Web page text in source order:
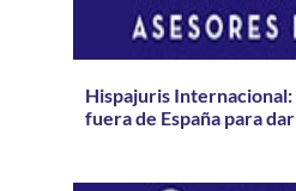
Hispajuris Internacional:
fuera de España para